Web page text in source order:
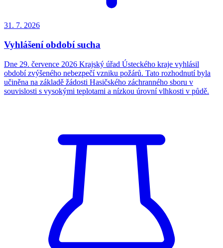
31. 7. 2026
Vyhlášení období sucha
Dne 29. července 2026 Krajský úřad Ústeckého kraje vyhlásil
období zvýšeného nebezpečí vzniku požárů. Tato rozhodnutí byla
učiněna na základě žádosti Hasičského záchranného sboru v
souvislosti s vysokými teplotami a nízkou úrovní vlhkosti v půdě.